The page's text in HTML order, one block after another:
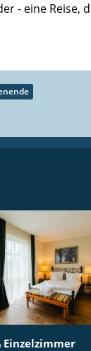
- eine
Einzelzimmer